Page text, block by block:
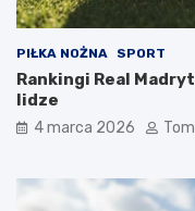
PIŁKA NOŻNA SPORT
Rankingi Real
lidze
4 marca 2026